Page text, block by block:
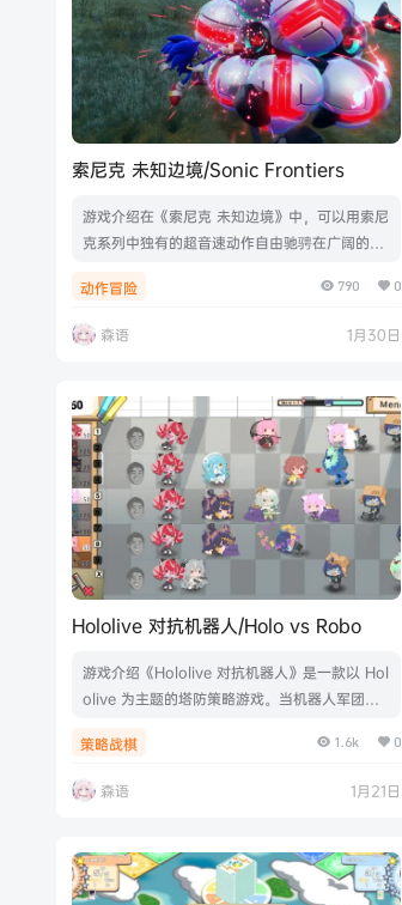
索尼克 未知边境/Sonic Frontiers
游戏介绍在《索尼克 未知边境》中，可以用索尼
克系列中独有的超音速动作自由驰骋在广阔的岛
游戏截图版本介绍Build.16857613|容量39.8G
B|官方简体中文|支持键盘.鼠标.手柄
动作冒险 790 0
森语 1月30日
Hololive 对抗机器人/Holo vs Robo
游戏介绍《Hololive 对抗机器人》是一款以 Hol
olive 为主题的塔防策略游戏。当机器人军团开
能量召唤出各式 Holodoll（基于 Hololive 成员
角色设计的单位），在设定的线路上建立防线，
抵御蜂拥而来的机器人敌军。游戏具有超过 40
等额外玩法，让整体体验更丰富。游戏视频游戏
截图版本介…
策略战棋 1.6k 0
森语 1月21日